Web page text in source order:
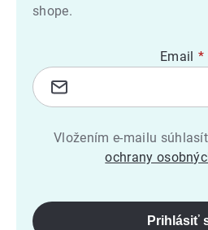
shope.
Email
Vložením e-mailu
ochrany
Prihlásiť